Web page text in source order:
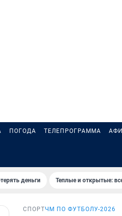
ПОГОДА ТЕЛЕПРОГРАММА
деньги Теплые и открытые:
СПОРТЧМ ПО ФУТБОЛУ-2026